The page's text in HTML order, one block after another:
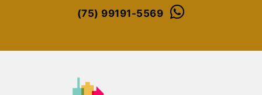
(75) 99191-5569